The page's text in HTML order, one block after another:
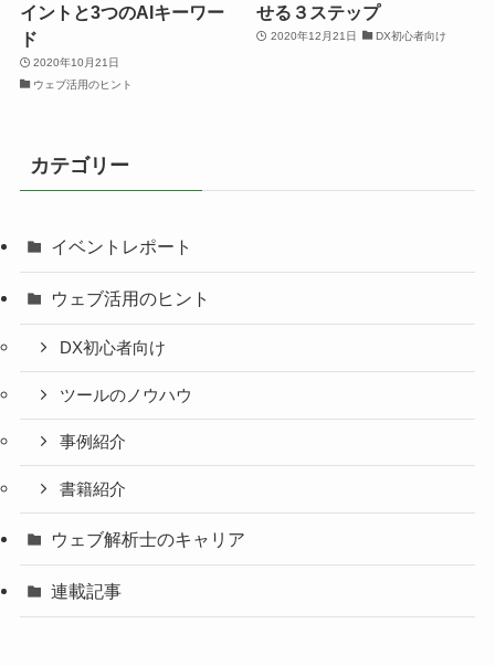
イントと3つのAIキーワー
ド
2020年10月21日
ウェブ活用のヒント
せる３ステップ
2020年12月21日 DX初心者向け
カテゴリー
イベントレポート
ウェブ活用のヒント
DX初心者向け
ツールのノウハウ
事例紹介
書籍紹介
ウェブ解析士のキャリア
連載記事